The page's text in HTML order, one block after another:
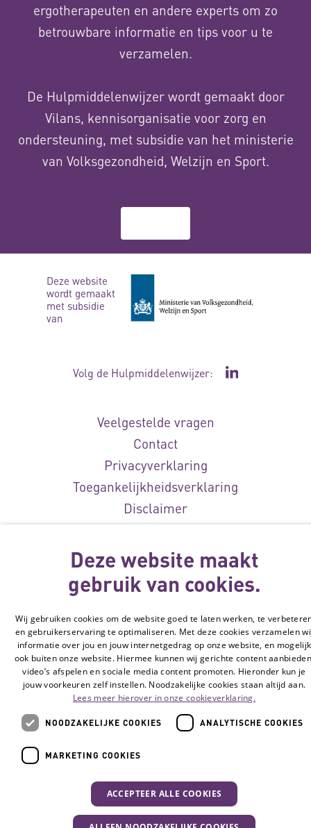
ergotherapeuten en andere experts om zo
betrouwbare informatie en tips voor u te
verzamelen.
De Hulpmiddelenwijzer wordt gemaakt door
Vilans, kennisorganisatie voor zorg en
ondersteuning, met subsidie van het ministerie
van Volksgezondheid, Welzijn en Sport.
Deze website
wordt gemaakt
met subsidie
van
Volg de Hulpmiddelenwijzer: Ga naar de
Veelgestelde vragen
Contact
Privacyverklaring
Toegankelijkheidsverklaring
Disclaimer
Cookie-instellingen
© Vilans, 2026
Deze website maakt
gebruik van cookies.
Wij gebruiken cookies om de website goed te laten werken, te
en gebruikerservaring te optimaliseren. Met deze cookies verzamelen
informatie over jou en jouw internetgedrag op onze website, en mogelijk
ook buiten onze website. Hiermee kunnen wij gerichte content
video’s afspelen en sociale media content promoten. Hieronder kun je
jouw voorkeuren zelf instellen. Noodzakelijke cookies staan altijd aan.
Lees meer hierover in onze cookieverklaring.
NOODZAKELIJKE COOKIES ANALYTISCHE COOKIES
MARKETING COOKIES
ACCEPTEER ALLE COOKIES